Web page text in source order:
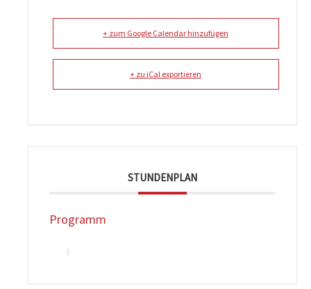
+ zum Google Calendar hinzufügen
+ zu iCal exportieren
STUNDENPLAN
Programm